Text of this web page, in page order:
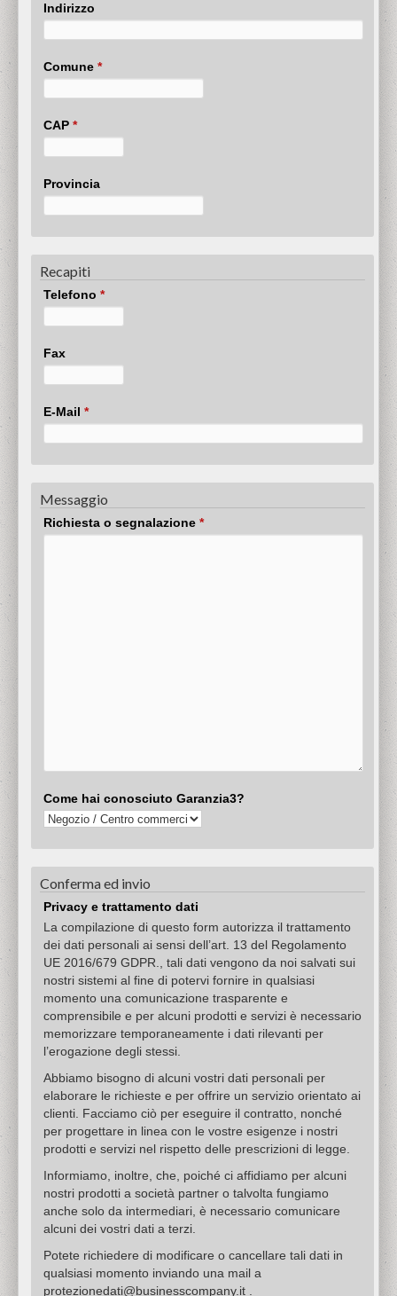
Indirizzo
Comune *
CAP *
Provincia
Recapiti
Telefono *
Fax
E-Mail *
Messaggio
Richiesta o segnalazione *
Come hai conosciuto Garanzia3?
Conferma ed invio
Privacy e trattamento dati
La compilazione di questo form autorizza il trattamento
dei dati personali ai sensi dell’art. 13 del Regolamento
UE 2016/679 GDPR., tali dati vengono da noi salvati sui
nostri sistemi al fine di potervi fornire in qualsiasi
momento una comunicazione trasparente e
comprensibile e per alcuni prodotti e servizi è necessario
memorizzare temporaneamente i dati rilevanti per
l’erogazione degli stessi.
Abbiamo bisogno di alcuni vostri dati personali per
elaborare le richieste e per offrire un servizio orientato ai
clienti. Facciamo ciò per eseguire il contratto, nonché
per progettare in linea con le vostre esigenze i nostri
prodotti e servizi nel rispetto delle prescrizioni di legge.
Informiamo, inoltre, che, poiché ci affidiamo per alcuni
nostri prodotti a società partner o talvolta fungiamo
anche solo da intermediari, è necessario comunicare
alcuni dei vostri dati a terzi.
Potete richiedere di modificare o cancellare tali dati in
qualsiasi momento inviando una mail a
protezionedati@businesscompany.it .